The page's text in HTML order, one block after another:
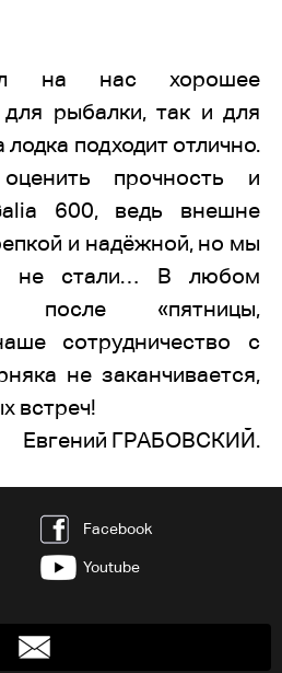
на нас хорошее
для рыбалки, так и для
подходит отлично.
прочность и
600, ведь внешне
и надёжной, но мы
не стали… В любом
после «пятницы,
сотрудничество с
не заканчивается,
встреч!
Евгений ГРАБОВСКИЙ.
Facebook
Youtube